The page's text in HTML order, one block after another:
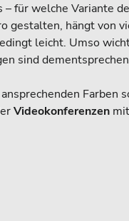
– für welche Variante
hängt von
leicht. Umso
sind
Farben
Videokonferenzen